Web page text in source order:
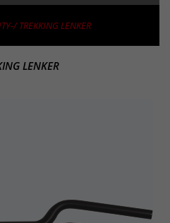
TREKKING LENKER
LENKER